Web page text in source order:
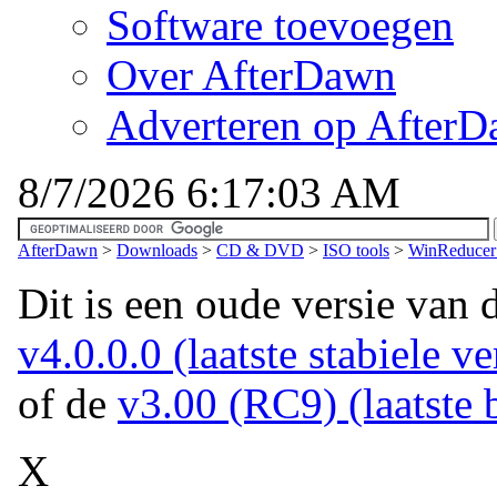
Software toevoegen
Over AfterDawn
Adverteren op
8/7/2026 6:17:03 AM
AfterDawn > Downloads > CD & DVD > ISO tools >
Dit is een oude versie van
v4.0.0.0 (laatste stabiele
of de v3.00 (RC9) (laatste
X